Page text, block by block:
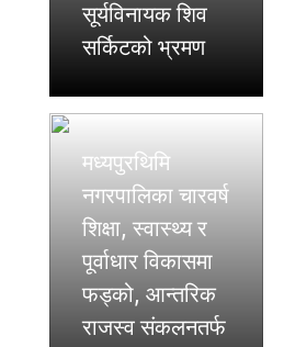
सूर्यविनायक शिव
सर्किटको भ्रमण
मध्यपुरथिमि
नगरपालिका चारवर्ष
शिक्षा, स्वास्थ्य र
पूर्वाधार विकासमा
फड्को, आन्तरिक
राजस्व संकलनतर्फ